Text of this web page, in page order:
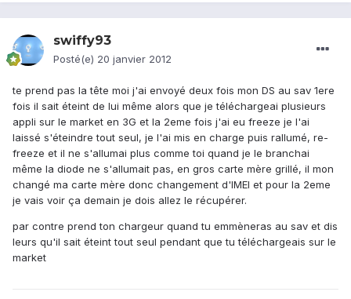
swiffy93
Posté(e) 20 janvier 2012
te prend pas la tête moi j'ai envoyé deux fois mon DS au sav 1ere
fois il sait éteint de lui même alors que je téléchargeai plusieurs
appli sur le market en 3G et la 2eme fois j'ai eu freeze je l'ai
laissé s'éteindre tout seul, je l'ai mis en charge puis rallumé, re-
freeze et il ne s'allumai plus comme toi quand je le branchai
même la diode ne s'allumait pas, en gros carte mère grillé, il mon
changé ma carte mère donc changement d'IMEI et pour la 2eme
je vais voir ça demain je dois allez le récupérer.
par contre prend ton chargeur quand tu emmèneras au sav et dis
leurs qu'il sait éteint tout seul pendant que tu téléchargeais sur le
market